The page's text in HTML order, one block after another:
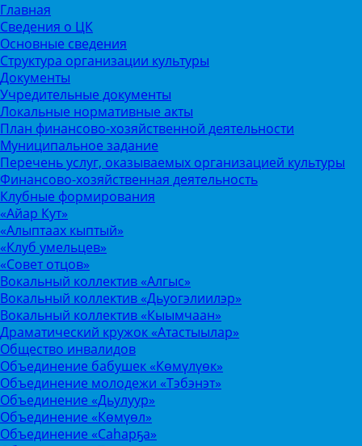
Главная
Сведения о ЦК
Основные сведения
Структура организации культуры
Документы
Учредительные документы
Локальные нормативные акты
План финансово-хозяйственной деятельности
Муниципальное задание
Перечень услуг, оказываемых организацией культуры
Финансово-хозяйственная деятельность
Клубные формирования
«Айар Кут»
«Алыптаах кыптый»
«Клуб умельцев»
«Совет отцов»
Вокальный коллектив «Алгыс»
Вокальный коллектив «Дьуогэлиилэр»
Вокальный коллектив «Кыымчаан»
Драматический кружок «Атастыылар»
Общество инвалидов
Объединение бабушек «Көмүлүөк»
Объединение молодежи «Тэбэнэт»
Объединение «Дьулуур»
Объединение «Көмүөл»
Объединение «Саhарҕа»